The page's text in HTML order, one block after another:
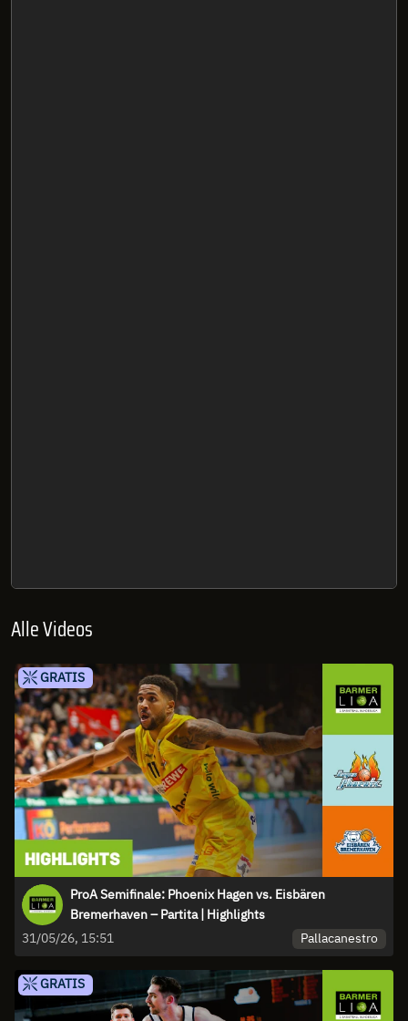
Alle Videos
GRATIS
ProA Semifinale: Phoenix Hagen vs. Eisbären
Bremerhaven – Partita | Highlights
31/05/26, 15:51
Pallacanestro
GRATIS